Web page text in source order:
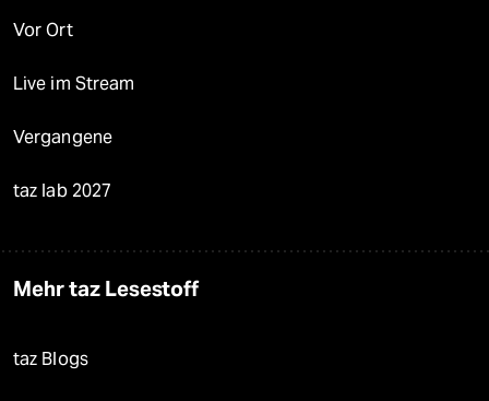
Vor Ort
Live im Stream
Vergangene
taz lab 2027
Mehr taz Lesestoff
taz Blogs